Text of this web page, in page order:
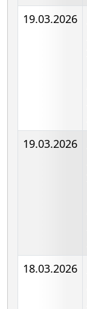
19.03.2026
19.03.2026
18.03.2026